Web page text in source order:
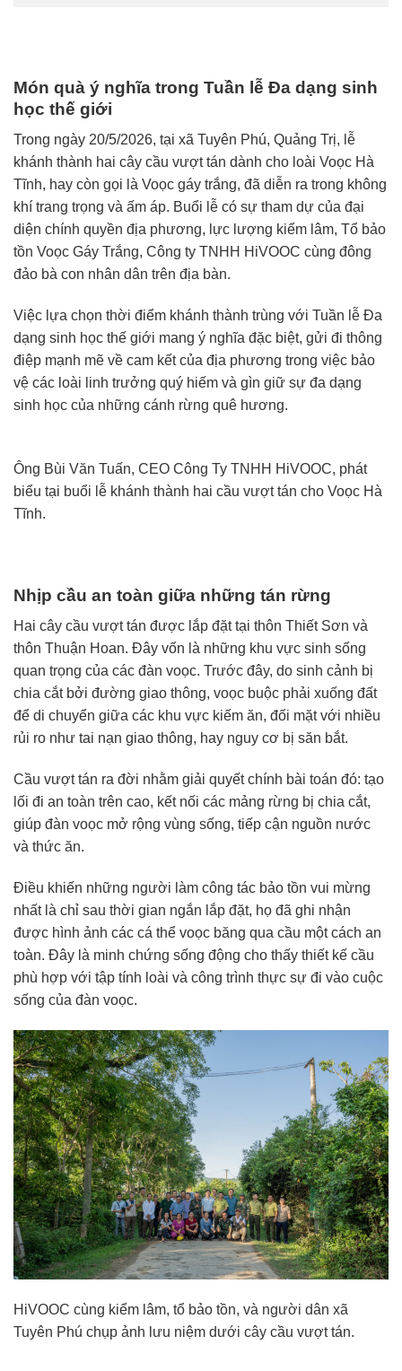
Món quà ý nghĩa trong Tuần lễ Đa dạng sinh
học thế giới
Trong ngày 20/5/2026, tại xã Tuyên Phú, Quảng Trị, lễ
khánh thành hai cây cầu vượt tán dành cho loài Voọc Hà
Tĩnh, hay còn gọi là Voọc gáy trắng, đã diễn ra trong không
khí trang trọng và ấm áp. Buổi lễ có sự tham dự của đại
diện chính quyền địa phương, lực lượng kiểm lâm, Tổ bảo
tồn Voọc Gáy Trắng, Công ty TNHH HiVOOC cùng đông
đảo bà con nhân dân trên địa bàn.
Việc lựa chọn thời điểm khánh thành trùng với Tuần lễ Đa
dạng sinh học thế giới mang ý nghĩa đặc biệt, gửi đi thông
điệp mạnh mẽ về cam kết của địa phương trong việc bảo
vệ các loài linh trưởng quý hiếm và gìn giữ sự đa dạng
sinh học của những cánh rừng quê hương.
Ông Bùi Văn Tuấn, CEO Công Ty TNHH HiVOOC, phát
biểu tại buổi lễ khánh thành hai cầu vượt tán cho Voọc Hà
Tĩnh.
Nhịp cầu an toàn giữa những tán rừng
Hai cây cầu vượt tán được lắp đặt tại thôn Thiết Sơn và
thôn Thuận Hoan. Đây vốn là những khu vực sinh sống
quan trọng của các đàn voọc. Trước đây, do sinh cảnh bị
chia cắt bởi đường giao thông, voọc buộc phải xuống đất
để di chuyển giữa các khu vực kiếm ăn, đối mặt với nhiều
rủi ro như tai nạn giao thông, hay nguy cơ bị săn bắt.
Cầu vượt tán ra đời nhằm giải quyết chính bài toán đó: tạo
lối đi an toàn trên cao, kết nối các mảng rừng bị chia cắt,
giúp đàn voọc mở rộng vùng sống, tiếp cận nguồn nước
và thức ăn.
Điều khiến những người làm công tác bảo tồn vui mừng
nhất là chỉ sau thời gian ngắn lắp đặt, họ đã ghi nhận
được hình ảnh các cá thể voọc băng qua cầu một cách an
toàn. Đây là minh chứng sống động cho thấy thiết kế cầu
phù hợp với tập tính loài và công trình thực sự đi vào cuộc
sống của đàn voọc.
HiVOOC cùng kiểm lâm, tổ bảo tồn, và người dân xã
Tuyên Phú chụp ảnh lưu niệm dưới cây cầu vượt tán.